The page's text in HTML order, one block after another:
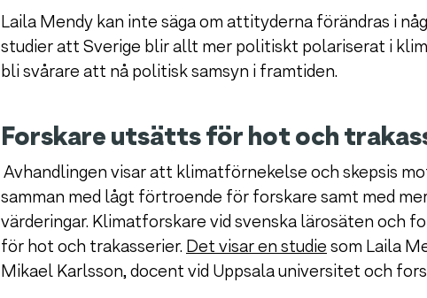
Laila Mendy kan inte säga om attityderna förändras i
studier att Sverige blir allt mer politiskt polariserat i
bli svårare att nå politisk samsyn i framtiden.
Forskare utsätts för hot och
Avhandlingen visar att klimatförnekelse och skepsis
samman med lågt förtroende för forskare samt med
värderingar. Klimatforskare vid svenska lärosäten och
för hot och trakasserier.Det visar en studiesom Laila
Mikael Karlsson, docent vid Uppsala universitet och